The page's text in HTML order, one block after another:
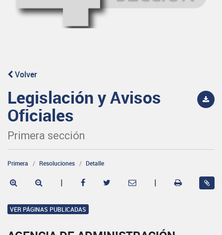
Volver
Legislación y Avisos
Oficiales
Primera sección
Primera Resoluciones Detalle
| |
VER PÁGINAS PUBLICADAS